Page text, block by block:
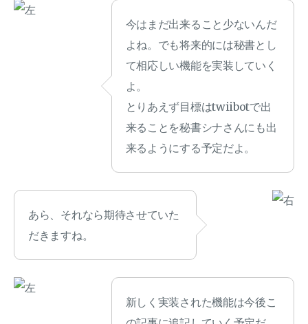
今はまだ出来ること少ないんだ
よね。でも将来的には秘書とし
て相応しい機能を実装していく
よ。
とりあえず目標はtwiibotで出
来ることを秘書シナさんにも出
来るようにする予定だよ。
あら、それなら期待させていた
だきますね。
新しく実装された機能は今後こ